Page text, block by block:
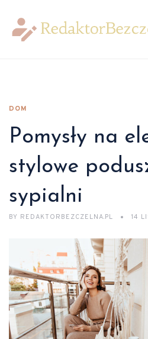
DOM
Pomysły na
stylowe
sypialni
BY REDAKTORBEZCZELNA.PL 14